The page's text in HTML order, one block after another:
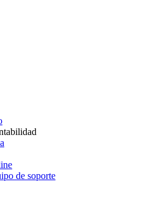
de soporte